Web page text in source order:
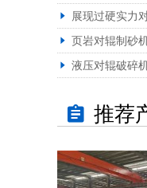
展现过硬实力
页岩对辊制砂
液压对辊破碎
推荐